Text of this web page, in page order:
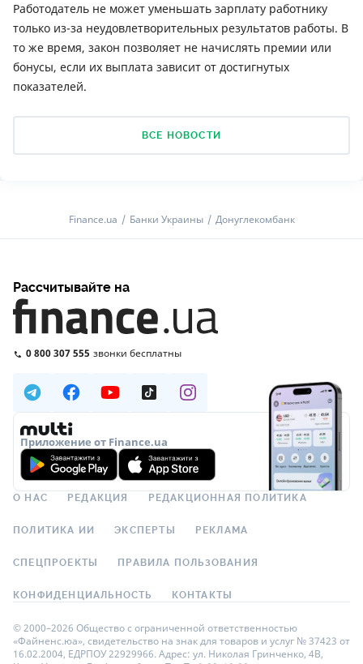
Работодатель не может уменьшать зарплату работнику
только из-за неудовлетворительных результатов работы. В
то же время, закон позволяет не начислять премии или
бонусы, если их выплата зависит от достигнутых
показателей.
ВСЕ НОВОСТИ
Finance.ua Банки Украины Донуглекомбанк
Рассчитывайте на
0 800 307 555 звонки бесплатны
Приложение от Finance.ua
О НАС РЕДАКЦИЯ РЕДАКЦИОННАЯ ПОЛИТИКА
ПОЛИТИКА ИИ ЭКСПЕРТЫ РЕКЛАМА
СПЕЦПРОЕКТЫ ПРАВИЛА ПОЛЬЗОВАНИЯ
КОНФИДЕНЦИАЛЬНОСТЬ КОНТАКТЫ
© 2000–2026 Общество с ограниченной ответственностью
«Файненс.юа», свидетельство на знак для товаров и услуг № 37423 от
16.02.2004, ЕДРПОУ 22929966. Адрес: ул. Николая Гринченко, 4В,